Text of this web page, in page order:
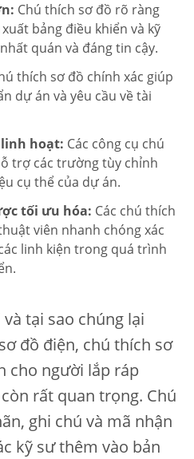
Chú thích sơ đồ rõ ràng
bảng điều khiển và kỹ
quán và đáng tin cậy.
thích sơ đồ chính xác giúp
dự án và yêu cầu về tài
hoạt: Các công cụ chú
trợ các trường tùy chỉnh
cụ thể của dự án.
tối ưu hóa: Các chú thích
viên nhanh chóng xác
linh kiện trong quá trình
tại sao chúng lại
đồ điện, chú thích sơ
cho người lắp ráp
rất quan trọng. Chú
ghi chú và mã nhận
kỹ sư thêm vào bản